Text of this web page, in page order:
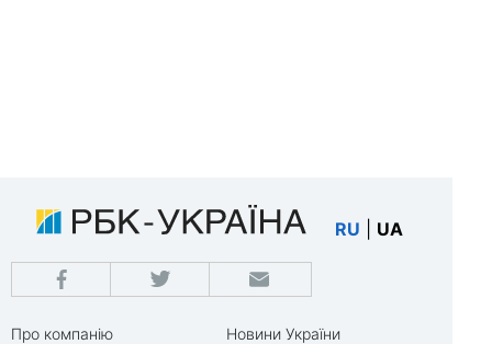
RU UA
Про компанію
Новини України